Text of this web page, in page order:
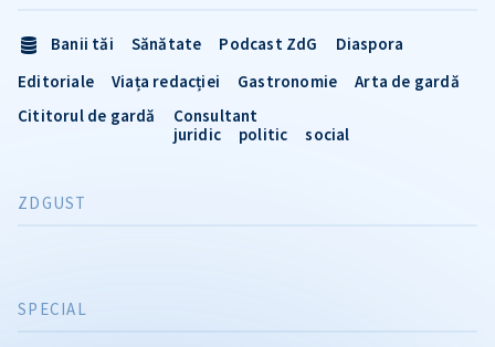
SPECIAL
Banii tăi Sănătate Podcast ZdG
Diaspora
Editoriale
Viața redacției Gastronomie
Arta de gardă
Cititorul de gardă
Consultant
juridic
politic social
ZDGUST